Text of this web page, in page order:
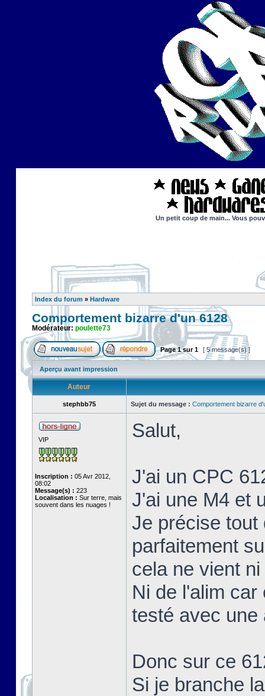
Un petit coup de main... Vous
Index du forum » Hardware
Comportement bizarre d'un 6128
Modérateur: poulette73
Page1sur1 [ 5 message(s) ]
Aperçu avant impression
Auteur
stephbb75 Sujet du message : Comportement bizarre
VIP
Inscription : 05 Avr 2012,
08:02
Message(s) : 223
Localisation : Sur terre, mais
souvent dans les nuages !
Salut,
J'ai un CPC
J'ai une M4 et
Je précise tout
parfaitement
cela ne vient
Ni de l'alim
testé avec une
Donc sur ce
Si je branche